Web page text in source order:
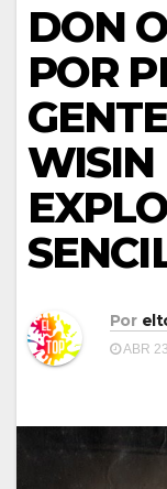
DON
POR
WISIN
Por
ABR